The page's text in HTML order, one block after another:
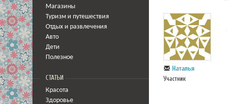
Магазины
Туризм и путешествия
Отдых и развлечения
Авто
Дети
Полезное
СТАТЬИ
Красота
Здоровье
Наталья
Участник